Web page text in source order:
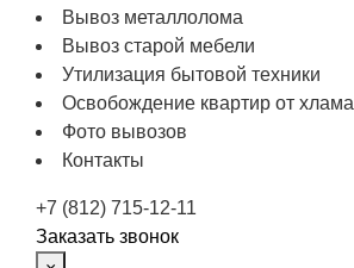
Вывоз металлолома
Вывоз старой мебели
Утилизация бытовой техники
Освобождение квартир от хлама
Фото вывозов
Контакты
+7 (812) 715-12-11
Заказать звонок